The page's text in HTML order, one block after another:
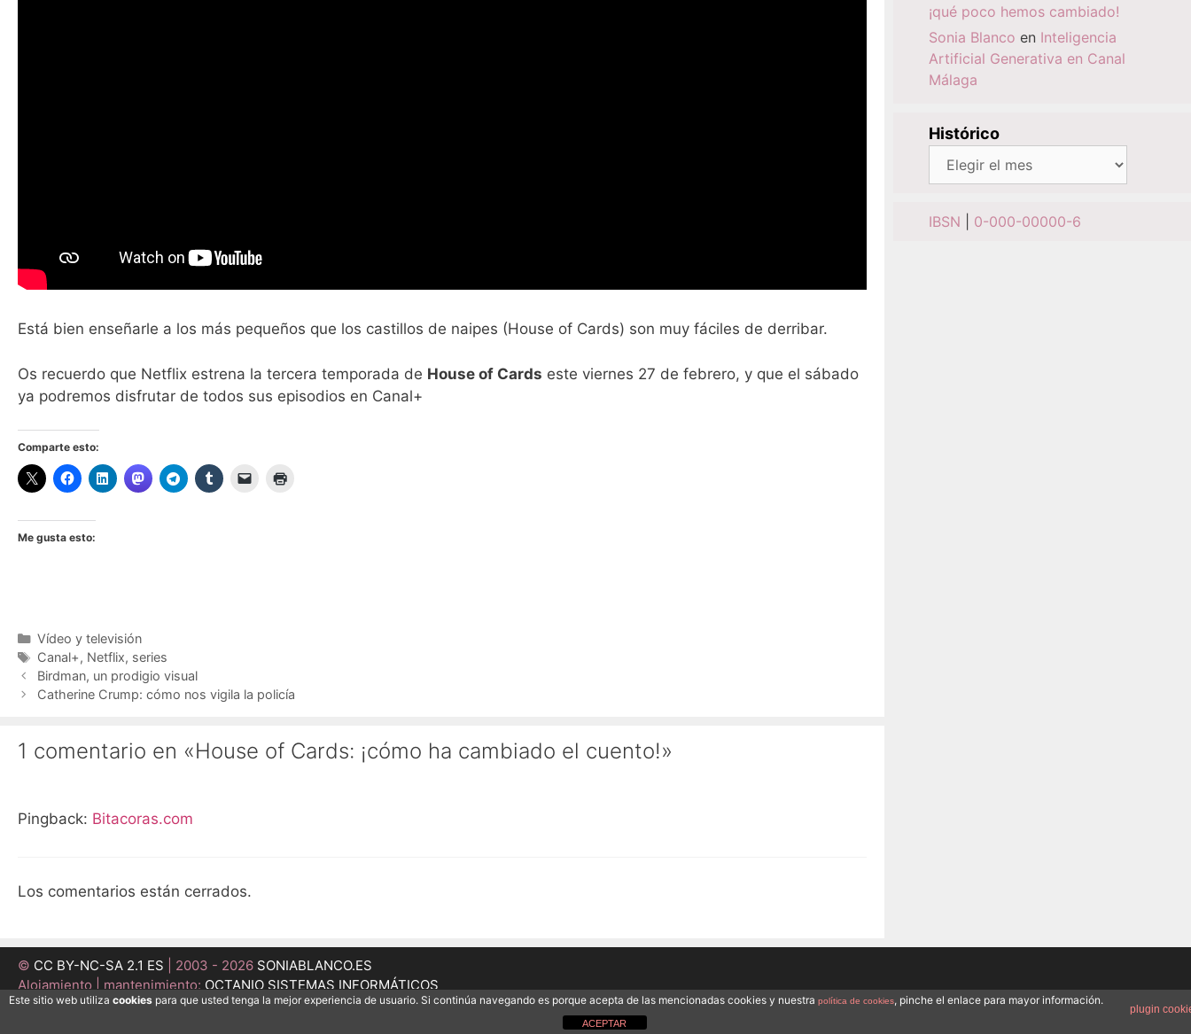
Está bien enseñarle a los más pequeños que los castillos de naipes (House of Cards) son muy fáciles de derribar.
Os recuerdo que Netflix estrena la tercera temporada de House of Cards este viernes 27 de febrero, y que el sábado
ya podremos disfrutar de todos sus episodios en Canal+
Comparte esto:
Me gusta esto:
Categorías
Vídeo y televisión
Etiquetas
Canal+, Netflix, series
Birdman, un prodigio visual
Catherine Crump: cómo nos vigila la policía
1 comentario en «House of Cards: ¡cómo ha cambiado el cuento!»
Pingback: Bitacoras.com
Los comentarios están cerrados.
¡qué poco hemos cambiado!
Sonia Blanco en Inteligencia
Artificial Generativa en Canal
Málaga
Histórico
Histórico
IBSN 0-000-00000-6
© CC BY-NC-SA 2.1 ES | 2003 - 2026 SONIABLANCO.ES
Alojamiento | mantenimiento: OCTANIO SISTEMAS INFORMÁTICOS
Desarrollo:MEDI@ESFERA
Este sitio web utiliza cookies para que usted tenga la mejor experiencia de usuario. Si continúa navegando es porque acepta de las mencionadas cookies y nuestra política de cookies, pinche el enlace para mayor información.
plugin
ACEPTAR